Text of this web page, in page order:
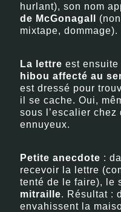
hurlant), son nom
de McGonagall
mixtape, dommage).
La lettre est ensuite
hibou affecté au
est dressé pour
il se cache. Oui,
sous l’escalier
ennuyeux.
Petite anecdote :
recevoir la lettre
tenté de le faire), le
mitraille. Résultat :
envahissent la